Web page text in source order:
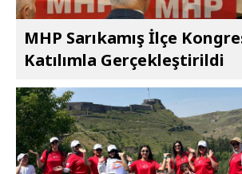
MHP Sarıkamış İlçe
Katılımla Gerçekleştirildi